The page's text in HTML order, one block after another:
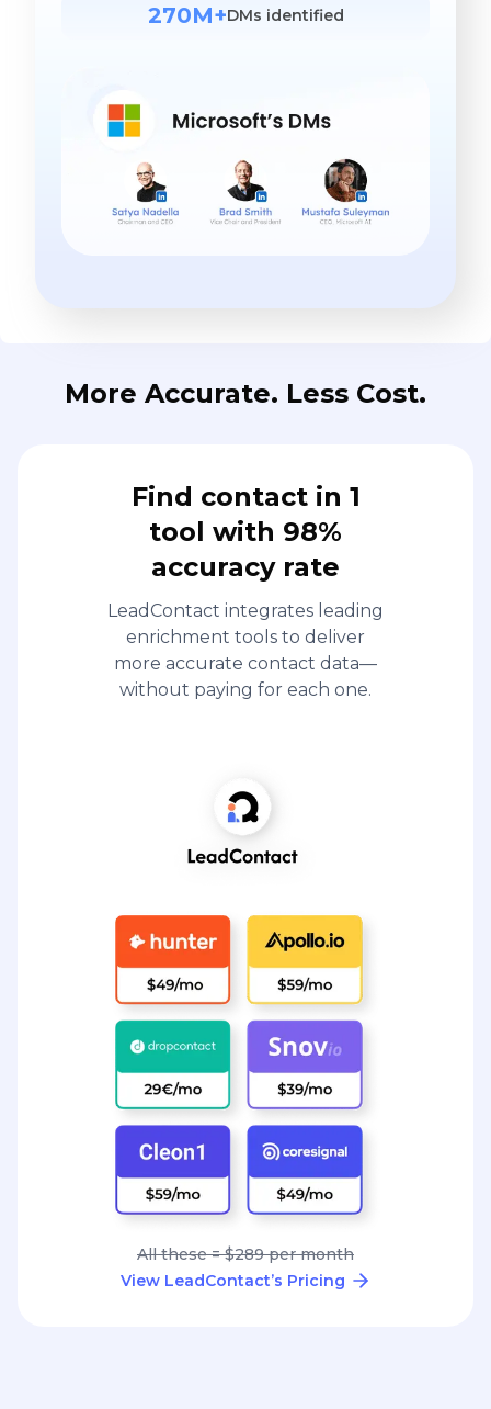
270M+DMs identified
More Accurate. Less Cost.
Find contact in 1
tool with 98%
accuracy rate
LeadContact integrates leading
enrichment tools to deliver
more accurate contact data—
without paying for each one.
All these = $289 per month
View LeadContact’s Pricing